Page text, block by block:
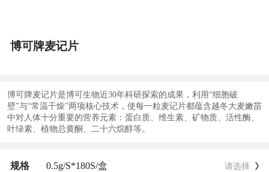
博可牌麦记片
博可牌麦记片是博可生物近30年科研探索的成果，利用“细胞破
壁”与“常温干燥”两项核心技术，使每一粒麦记片都蕴含越冬大麦嫩苗
中对人体十分重要的营养元素：蛋白质、维生素、矿物质、活性酶、
叶绿素、植物总黄酮、二十六烷醇等。
规格 0.5g/S*180S/盒 请选择